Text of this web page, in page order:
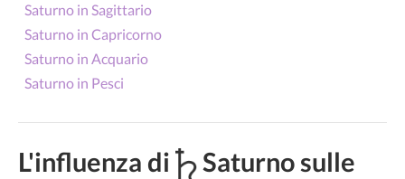
Saturno in Sagittario
Saturno in Capricorno
Saturno in Acquario
Saturno in Pesci
L'influenza di
Saturno sulle